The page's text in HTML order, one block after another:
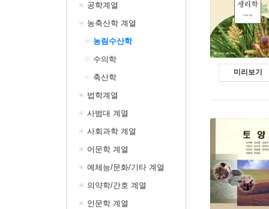
공학계열
농축산학 계열
농림수산학
수의학
축산학
법학계열
사범대 계열
사회과학 계열
어문학 계열
예체능/문화/기타 계열
의약학/간호 계열
인문학 계열
미리보기